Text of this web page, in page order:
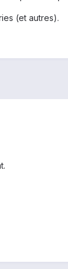
(et autres).